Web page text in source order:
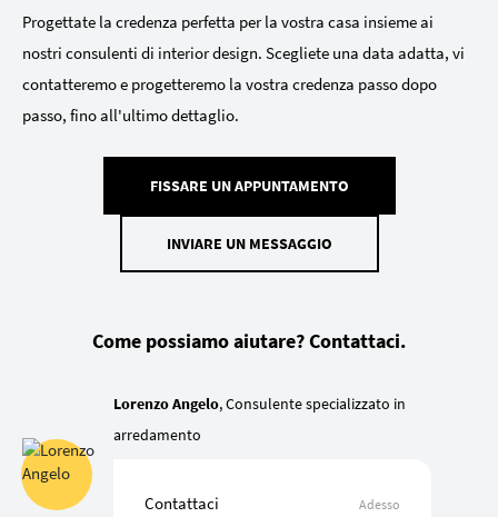
Progettate la credenza perfetta per la vostra casa insieme ai
nostri consulenti di interior design. Scegliete una data adatta, vi
contatteremo e progetteremo la vostra credenza passo dopo
passo, fino all'ultimo dettaglio.
FISSARE UN APPUNTAMENTO
INVIARE UN MESSAGGIO
Come possiamo aiutare? Contattaci.
Lorenzo Angelo, Consulente specializzato in
arredamento
Contattaci Adesso